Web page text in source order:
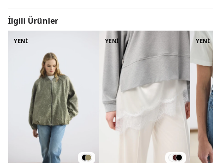
İlgili Ürünler
YENİ YENİ YENİ